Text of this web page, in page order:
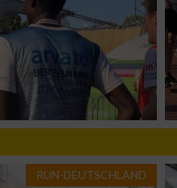
RUN-DEUTSCHLAND
Daten aus